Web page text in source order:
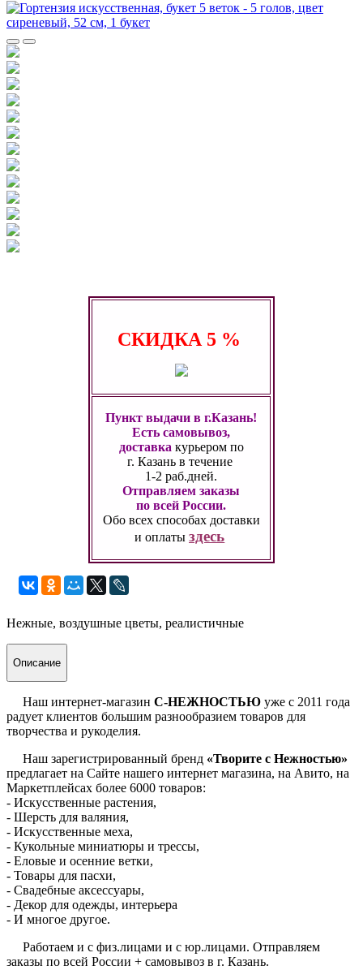
СКИДКА 5 %
Пункт выдачи в г.Казань!
Есть самовывоз,
доставка курьером по
г. Казань в течение
1-2 раб.дней.
Отправляем заказы
по всей России.
Обо всех способах доставки
и оплатыздесь
Нежные, воздушные цветы, реалистичные
Описание
Наш интернет-магазин С-НЕЖНОСТЬЮ уже с 2011 года
радует клиентов большим разнообразием товаров для
творчества и рукоделия.
Наш зарегистрированный бренд «Творите с Нежностью»
предлагает на Сайте нашего интернет магазина, на Авито, на
Маркетплейсах более 6000 товаров:
- Искусственные растения,
- Шерсть для валяния,
- Искусственные меха,
- Кукольные миниатюры и трессы,
- Еловые и осенние ветки,
- Товары для пасхи,
- Свадебные аксессуары,
- Декор для одежды, интерьера
- И многое другое.
Работаем и с физ.лицами и с юр.лицами. Отправляем
заказы по всей России + самовывоз в г. Казань.